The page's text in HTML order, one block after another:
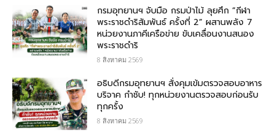
กรมอุทยานฯ จับมือ กรมป่าไม้ ลุยศึก “กีฬา
พระราชดำริสัมพันธ์ ครั้งที่ 2” ผสานพลัง 7
หน่วยงานภาคีเครือข่าย ขับเคลื่อนงานสนอง
พระราชดำริ
8 สิงหาคม 2569
อธิบดีกรมอุทยานฯ สั่งคุมเข้มตรวจสอบอาหาร
บริจาค​ กำชับ! ทุกหน่วยงานตรวจสอบก่อนรับ
ทุกครั้ง
8 สิงหาคม 2569